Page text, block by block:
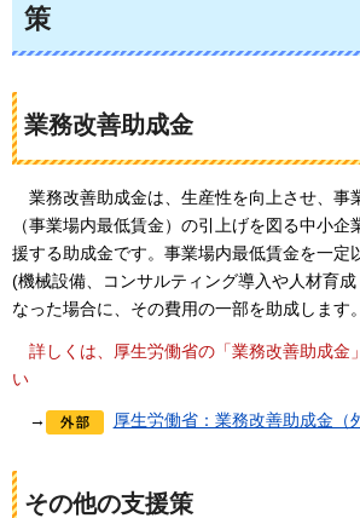
策
業務改善助成金
業務改善助成金は、生産性を向上させ、事
（事業場内最低賃金）の引上げを図る中小企
援する助成金です。事業場内最低賃金を一定
(機械設備、コンサルティング導入や人材育
なった場合に、その費用の一部を助成します。
詳しくは、厚生労働省の「業務改善助成金
い
→ 厚生労働省：業務改善助成金（
その他の支援策